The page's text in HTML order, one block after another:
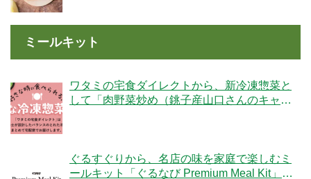
ミールキット
ワタミの宅食ダイレクトから、新冷凍惣菜と
して「肉野菜炒め（銚子産山口さんのキャベ
ぐるすぐりから、名店の味を家庭で楽しむミ
ールキット「ぐるなび Premium Meal Kit」シ